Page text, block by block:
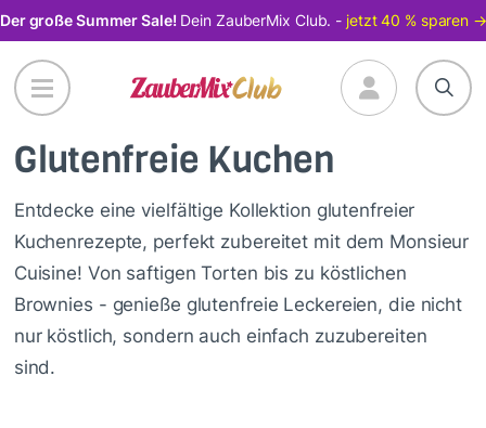
Direkt
zum
Inhalt
Der große Summer Sale! Dein ZauberMix Club. - jetzt 40 % sparen →
Glutenfreie Kuchen
Entdecke eine vielfältige Kollektion glutenfreier
Kuchenrezepte, perfekt zubereitet mit dem Monsieur
Cuisine! Von saftigen Torten bis zu köstlichen
Brownies - genieße glutenfreie Leckereien, die nicht
nur köstlich, sondern auch einfach zuzubereiten
sind.